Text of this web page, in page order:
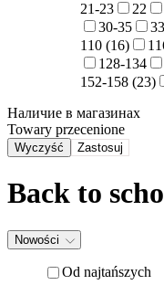
21-23
22
30-35
110 (16)
128-134
152-158 (23)
Наличие в магазинах
Towary przecenione
Wyczyść Zastosuj
Back to
Nowości
Od najtańszych